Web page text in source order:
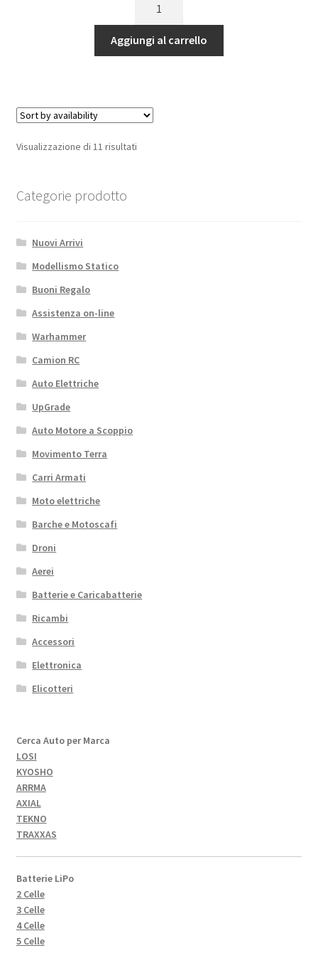
Oiled
Air
for
RC8B4,RC8B3,8ight,D819,NB48
2.0
Aggiungi al carrello
Visualizzazione di 11 risultati
Categorie prodotto
Nuovi Arrivi
Modellismo Statico
Buoni Regalo
Assistenza on-line
Warhammer
Camion RC
Auto Elettriche
UpGrade
Auto Motore a Scoppio
Movimento Terra
Carri Armati
Moto elettriche
Barche e Motoscafi
Droni
Aerei
Batterie e Caricabatterie
Ricambi
Accessori
Elettronica
Elicotteri
Cerca Auto per Marca
LOSI
KYOSHO
ARRMA
AXIAL
TEKNO
TRAXXAS
Batterie LiPo
2 Celle
3 Celle
4 Celle
5 Celle